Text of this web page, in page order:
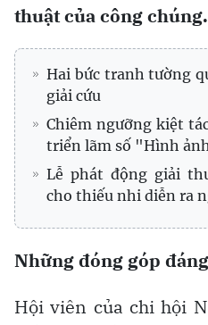
thuật của công chúng.
Hai bức tranh tường
giải cứu
Chiêm ngưỡng kiệt
triển lãm số "Hình
Lễ phát động giải
cho thiếu nhi diễn ra
Những đóng góp
Hội viên của chi hội